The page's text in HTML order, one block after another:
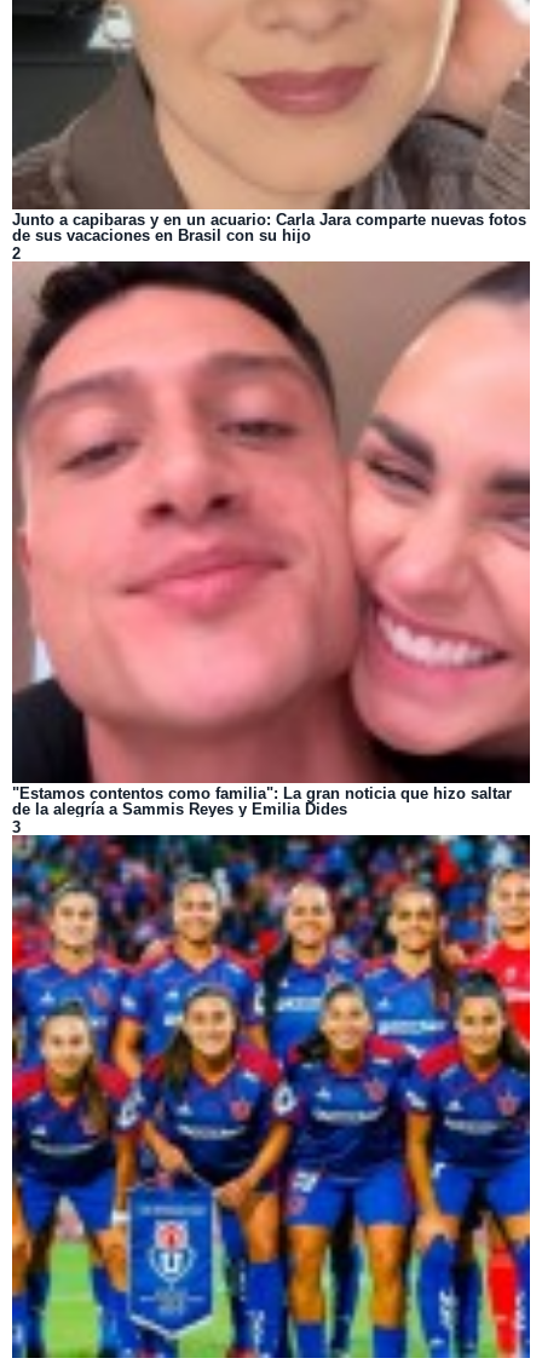
Junto a capibaras y en un acuario: Carla Jara comparte nuevas fotos
de sus vacaciones en Brasil con su hijo
2
"Estamos contentos como familia": La gran noticia que hizo saltar
de la alegría a Sammis Reyes y Emilia Dides
3